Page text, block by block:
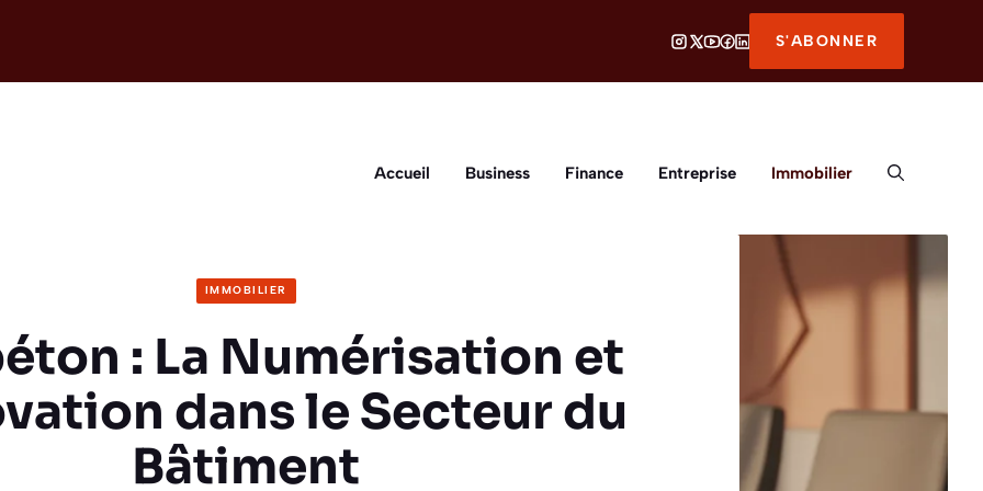
S'ABONNER
Accueil Business Finance Entreprise Immobilier
IMMOBILIER
: La Numérisation et
dans le Secteur du
Bâtiment